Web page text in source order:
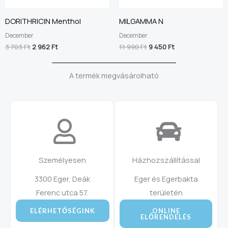
DORITHRICIN Menthol
December
3 703Ft 2 962 Ft
MILGAMMA N
December
11 990Ft 9 450 Ft
A termék megvásárolható
Személyesen
3300 Eger, Deák
Ferenc utca 57.
ELÉRHETŐSÉGINK
Házhozszállítással
Eger és Egerbakta
területén
ONLINE
ELŐRENDELÉS